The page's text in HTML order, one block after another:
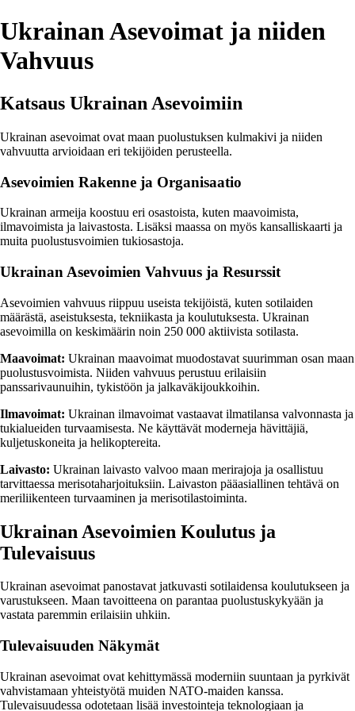
Ukrainan Asevoimat ja niiden
Vahvuus
Katsaus Ukrainan Asevoimiin
Ukrainan asevoimat ovat maan puolustuksen kulmakivi ja niiden
vahvuutta arvioidaan eri tekijöiden perusteella.
Asevoimien Rakenne ja Organisaatio
Ukrainan armeija koostuu eri osastoista, kuten maavoimista,
ilmavoimista ja laivastosta. Lisäksi maassa on myös kansalliskaarti ja
muita puolustusvoimien tukiosastoja.
Ukrainan Asevoimien Vahvuus ja Resurssit
Asevoimien vahvuus riippuu useista tekijöistä, kuten sotilaiden
määrästä, aseistuksesta, tekniikasta ja koulutuksesta. Ukrainan
asevoimilla on keskimäärin noin 250 000 aktiivista sotilasta.
Maavoimat: Ukrainan maavoimat muodostavat suurimman osan maan
puolustusvoimista. Niiden vahvuus perustuu erilaisiin
panssarivaunuihin, tykistöön ja jalkaväkijoukkoihin.
Ilmavoimat: Ukrainan ilmavoimat vastaavat ilmatilansa valvonnasta ja
tukialueiden turvaamisesta. Ne käyttävät moderneja hävittäjiä,
kuljetuskoneita ja helikoptereita.
Laivasto: Ukrainan laivasto valvoo maan merirajoja ja osallistuu
tarvittaessa merisotaharjoituksiin. Laivaston pääasiallinen tehtävä on
meriliikenteen turvaaminen ja merisotilastoiminta.
Ukrainan Asevoimien Koulutus ja
Tulevaisuus
Ukrainan asevoimat panostavat jatkuvasti sotilaidensa koulutukseen ja
varustukseen. Maan tavoitteena on parantaa puolustuskykyään ja
vastata paremmin erilaisiin uhkiin.
Tulevaisuuden Näkymät
Ukrainan asevoimat ovat kehittymässä moderniin suuntaan ja pyrkivät
vahvistamaan yhteistyötä muiden NATO-maiden kanssa.
Tulevaisuudessa odotetaan lisää investointeja teknologiaan ja